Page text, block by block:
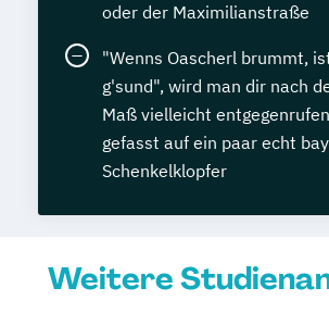
oder der Maximilianstraße
"Wenns Oascherl brummt,
g'sund", wird man dir nach
Maß vielleicht
gefasst auf ein paar echt
Schenkelklopfer
Weitere